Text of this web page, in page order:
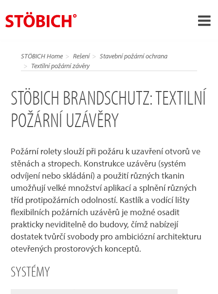
O nás
›
Rešení
Pověření
Tematické světy
Zprávy
Kontakt
STÖBICH Home Rešení
Stavební požární ochrana
Textilní požární závěry
STÖBICH BRANDSCHUTZ: TEXTILNÍ
POŽÁRNÍ UZÁVĚRY
Požární rolety slouží při požáru k uzavření otvorů ve
stěnách a stropech. Konstrukce uzávěru (systém
odvíjení nebo skládání) a použití různých tkanin
umožňují velké množství aplikací a splnění různých
tříd protipožárních odolností. Kastlík a vodící lišty
flexibilních požárních uzávěrů je možné osadit
prakticky neviditelně do budovy, čímž nabízejí
dostatek tvůrčí svobody pro ambiciózní architekturu
otevřených prostorových konceptů.
SYSTÉMY